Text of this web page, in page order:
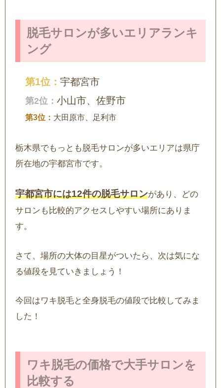
脱毛サロンが多いエリアランキ
ング
宇都宮市
小山市、佐野市
大田原市、足利市
栃木県でもっとも脱毛サロンが多いエリアは県庁
所在地の宇都宮市です。
宇都宮市には12件の脱毛サロンがあり、どの
サロンも比較的アクセスしやすい場所にありま
す。
さて、場所の大体の目星がついたら、次は気にな
る値段を見ていきましょう！
今回はワキ脱毛と全身脱毛の値段で比較してみま
した！
ワキ脱毛の価格で大手サロンを
比較する